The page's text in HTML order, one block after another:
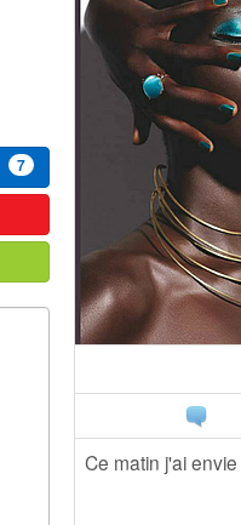
Ce matin j'ai
7